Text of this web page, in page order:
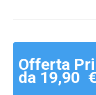
Offerta
da 19,90